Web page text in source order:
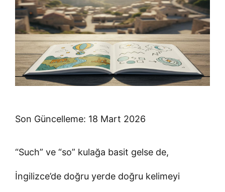
Son Güncelleme: 18 Mart 2026
“Such” ve “so” kulağa basit gelse de,
İngilizce’de doğru yerde doğru kelimeyi